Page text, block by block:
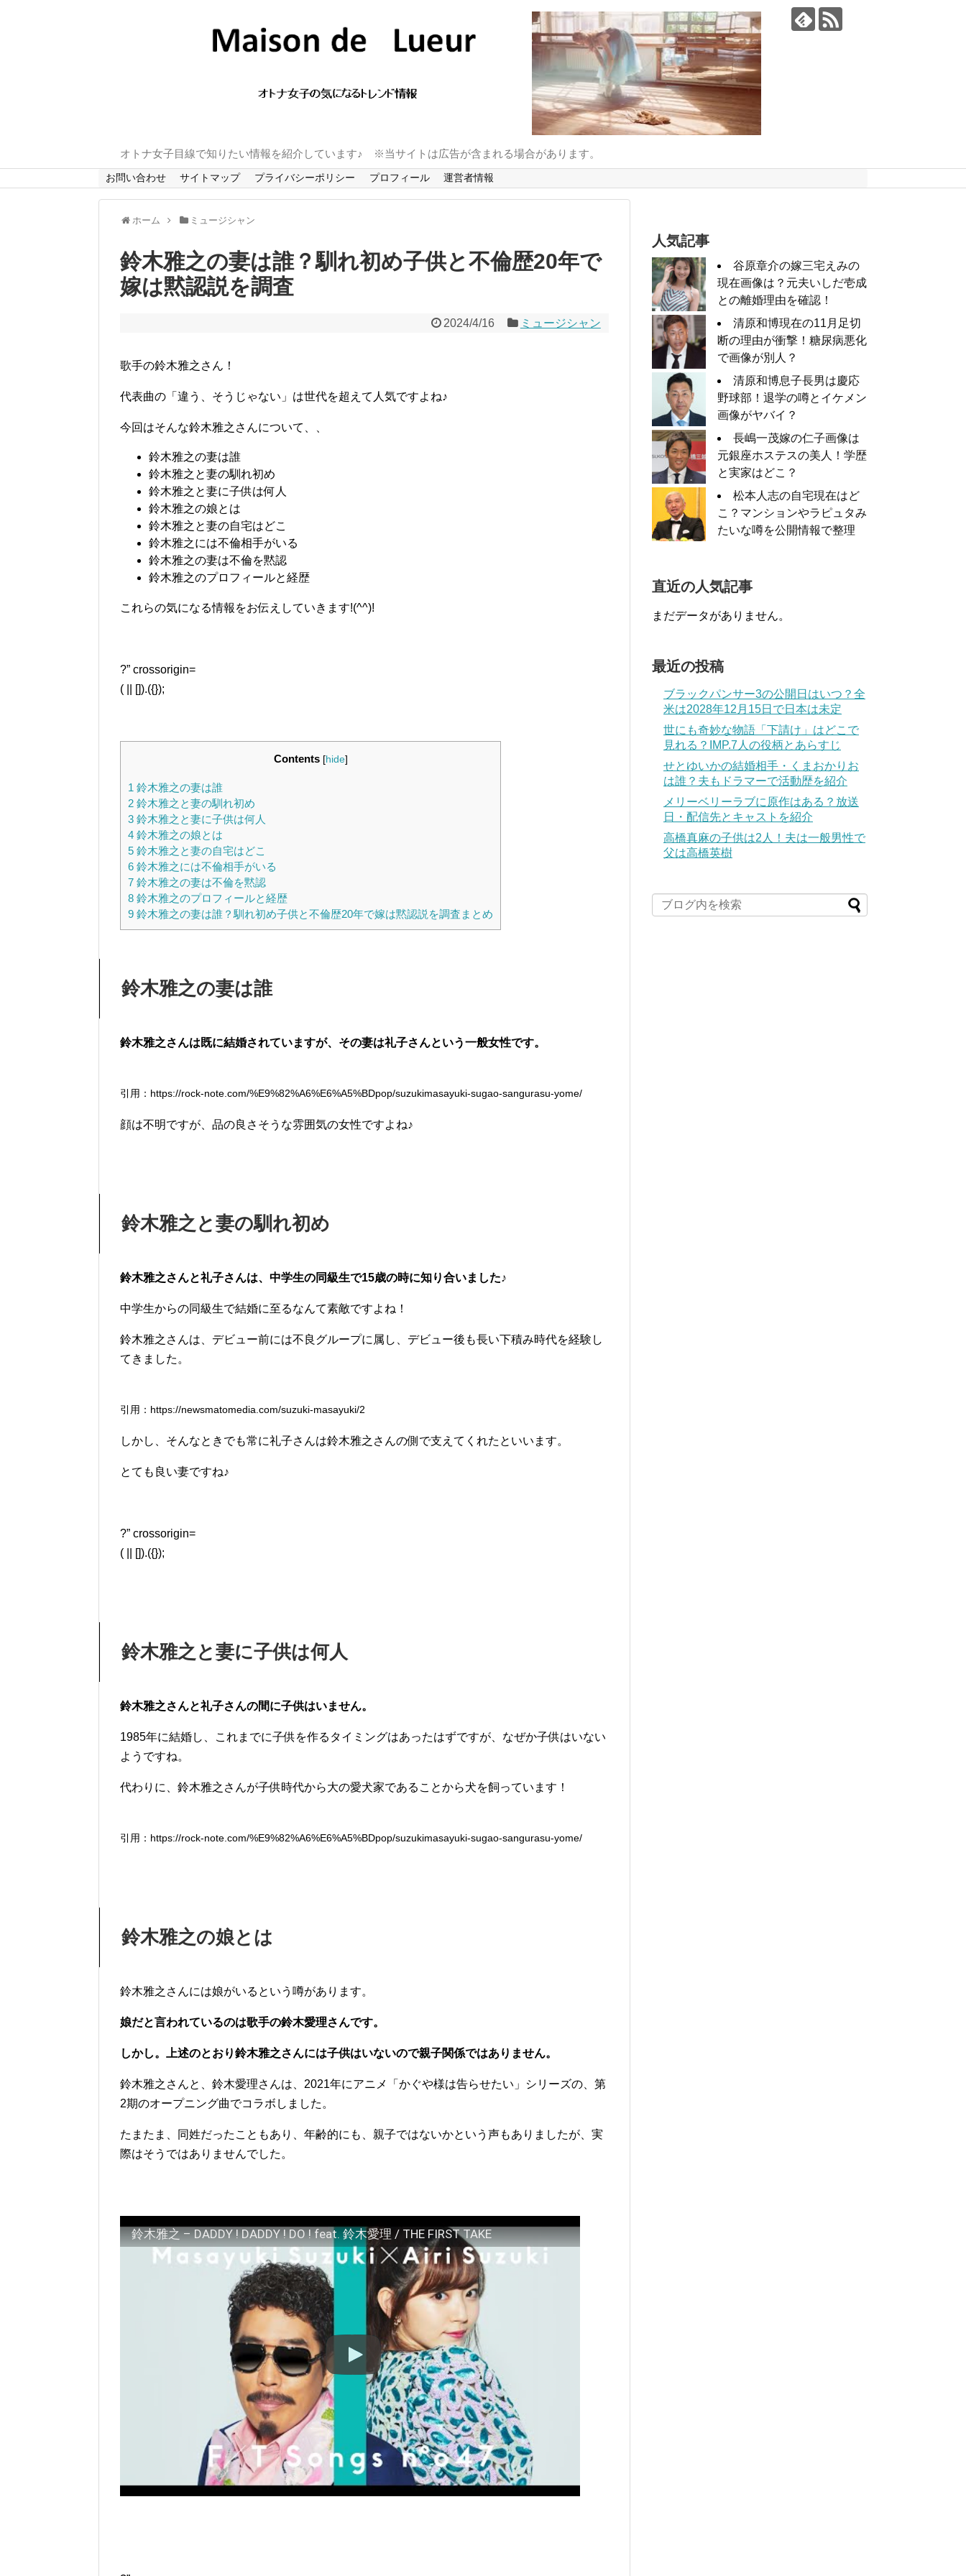
オトナ女子目線で知りたい情報を紹介しています♪ ※当サイトは広告が含まれる場合があります。
お問い合わせ サイトマップ プライバシーポリシー プロフィール 運営者情報
ホーム ミュージシャン
鈴木雅之の妻は誰？馴れ初め子供と不倫歴20年で
嫁は黙認説を調査
2024/4/16 ミュージシャン
歌手の鈴木雅之さん！
代表曲の「違う、そうじゃない」は世代を超えて人気ですよね♪
今回はそんな鈴木雅之さんについて、、
鈴木雅之の妻は誰
鈴木雅之と妻の馴れ初め
鈴木雅之と妻に子供は何人
鈴木雅之の娘とは
鈴木雅之と妻の自宅はどこ
鈴木雅之には不倫相手がいる
鈴木雅之の妻は不倫を黙認
鈴木雅之のプロフィールと経歴
これらの気になる情報をお伝えしていきます!(^^)!
?” crossorigin=
( || []).({});
Contents [hide]
1 鈴木雅之の妻は誰
2 鈴木雅之と妻の馴れ初め
3 鈴木雅之と妻に子供は何人
4 鈴木雅之の娘とは
5 鈴木雅之と妻の自宅はどこ
6 鈴木雅之には不倫相手がいる
7 鈴木雅之の妻は不倫を黙認
8 鈴木雅之のプロフィールと経歴
9 鈴木雅之の妻は誰？馴れ初め子供と不倫歴20年で嫁は黙認説を調査まとめ
鈴木雅之の妻は誰
鈴木雅之さんは既に結婚されていますが、その妻は礼子さんという一般女性です。
引用：https://rock-note.com/%E9%82%A6%E6%A5%BDpop/suzukimasayuki-sugao-sangurasu-yome/
顔は不明ですが、品の良さそうな雰囲気の女性ですよね♪
鈴木雅之と妻の馴れ初め
鈴木雅之さんと礼子さんは、中学生の同級生で15歳の時に知り合いました♪
中学生からの同級生で結婚に至るなんて素敵ですよね！
鈴木雅之さんは、デビュー前には不良グループに属し、デビュー後も長い下積み時代を経験し
てきました。
引用：https://newsmatomedia.com/suzuki-masayuki/2
しかし、そんなときでも常に礼子さんは鈴木雅之さんの側で支えてくれたといいます。
とても良い妻ですね♪
?” crossorigin=
( || []).({});
鈴木雅之と妻に子供は何人
鈴木雅之さんと礼子さんの間に子供はいません。
1985年に結婚し、これまでに子供を作るタイミングはあったはずですが、なぜか子供はいない
ようですね。
代わりに、鈴木雅之さんが子供時代から大の愛犬家であることから犬を飼っています！
引用：https://rock-note.com/%E9%82%A6%E6%A5%BDpop/suzukimasayuki-sugao-sangurasu-yome/
鈴木雅之の娘とは
鈴木雅之さんには娘がいるという噂があります。
娘だと言われているのは歌手の鈴木愛理さんです。
しかし。上述のとおり鈴木雅之さんには子供はいないので親子関係ではありません。
鈴木雅之さんと、鈴木愛理さんは、2021年にアニメ「かぐや様は告らせたい」シリーズの、第
2期のオープニング曲でコラボしました。
たまたま、同姓だったこともあり、年齢的にも、親子ではないかという声もありましたが、実
際はそうではありませんでした。
鈴木雅之 – DADDY ! DADDY ! DO ! feat. 鈴木愛理 / THE FIRST TAKE
人気記事
谷原章介の嫁三宅えみの
現在画像は？元夫いしだ壱成
との離婚理由を確認！
清原和博現在の11月足切
断の理由が衝撃！糖尿病悪化
で画像が別人？
清原和博息子長男は慶応
野球部！退学の噂とイケメン
画像がヤバイ？
長嶋一茂嫁の仁子画像は
元銀座ホステスの美人！学歴
と実家はどこ？
松本人志の自宅現在はど
こ？マンションやラピュタみ
たいな噂を公開情報で整理
直近の人気記事
まだデータがありません。
最近の投稿
ブラックパンサー3の公開日はいつ？全
米は2028年12月15日で日本は未定
世にも奇妙な物語「下請け」はどこで
見れる？IMP.7人の役柄とあらすじ
せとゆいかの結婚相手・くまおかりお
は誰？夫もドラマーで活動歴を紹介
メリーベリーラブに原作はある？放送
日・配信先とキャストを紹介
高橋真麻の子供は2人！夫は一般男性で
父は高橋英樹